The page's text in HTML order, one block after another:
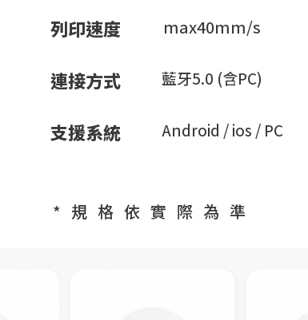
列印速度 max40mm/s
連接方式 藍牙5.0 (含PC)
支援系統 Android / ios / PC
*規格依實際為準